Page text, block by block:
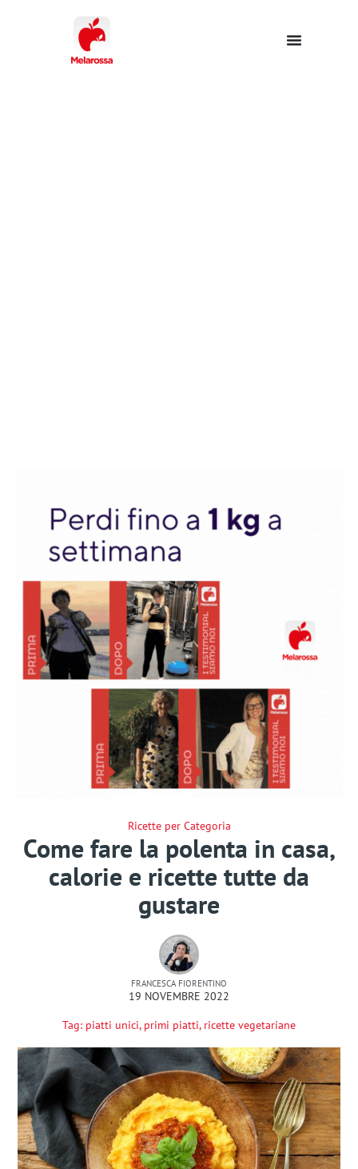
Ricette per Categoria
Come fare la polenta in casa,
calorie e ricette tutte da
gustare
FRANCESCA FIORENTINO
19 NOVEMBRE 2022
Tag: piatti unici, primi piatti, ricette vegetariane